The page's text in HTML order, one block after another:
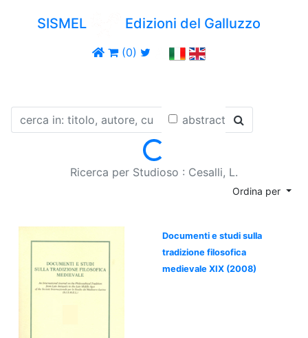
SISMEL Edizioni del Galluzzo
(0)
abstract
Loading...
Ricerca per Studioso : Cesalli, L.
Ordina per
Documenti e studi sulla
tradizione filosofica
medievale XIX (2008)